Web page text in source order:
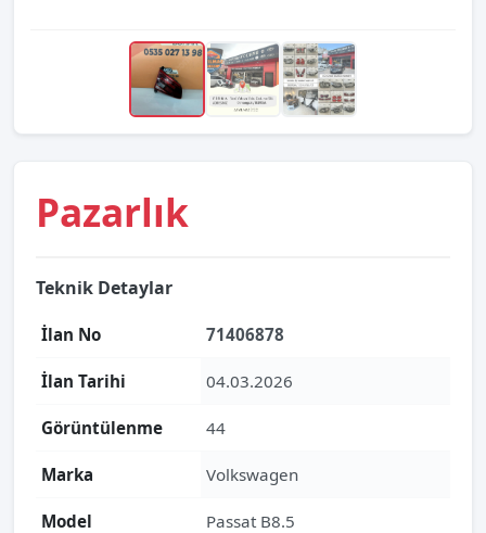
Pazarlık
Teknik Detaylar
İlan No 71406878
İlan Tarihi 04.03.2026
Görüntülenme 44
Marka Volkswagen
Model Passat B8.5